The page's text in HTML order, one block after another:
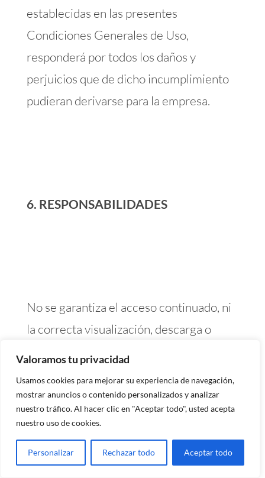
Valoramos tu privacidad
Usamos cookies para mejorar su experiencia de navegación,
mostrar anuncios o contenido personalizados y analizar
nuestro tráfico. Al hacer clic en "Aceptar todo", usted acepta
nuestro uso de cookies.
Personalizar Rechazar todo Aceptar todo
establecidas en las presentes
Condiciones Generales de Uso,
responderá por todos los daños y
perjuicios que de dicho incumplimiento
pudieran derivarse para la empresa.
6. RESPONSABILIDADES
No se garantiza el acceso continuado, ni
la correcta visualización, descarga o
puedan verse impedidos, dificultados o
interrumpidos por factores o
circunstancias que están fuera de su
control. No se hace responsable de las